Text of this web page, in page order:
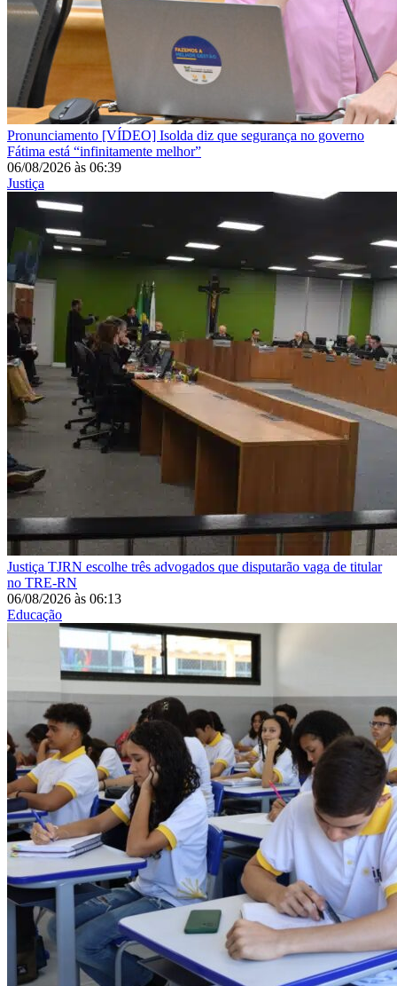
Pronunciamento [VÍDEO] Isolda diz que segurança no governo
Fátima está “infinitamente melhor”
06/08/2026 às 06:39
Justiça
Justiça TJRN escolhe três advogados que disputarão vaga de titular
no TRE-RN
06/08/2026 às 06:13
Educação